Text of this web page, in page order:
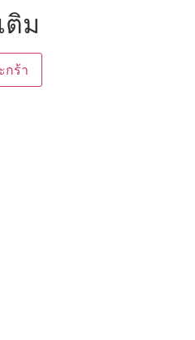
ติม
กร้า